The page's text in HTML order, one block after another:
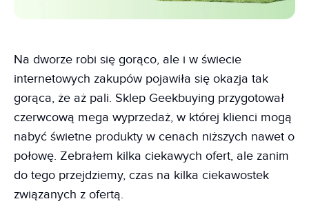
Na dworze robi się gorąco, ale i w świecie
internetowych zakupów pojawiła się okazja tak
gorąca, że aż pali. Sklep Geekbuying przygotował
czerwcową mega wyprzedaż, w której klienci mogą
nabyć świetne produkty w cenach niższych nawet o
połowę. Zebrałem kilka ciekawych ofert, ale zanim
do tego przejdziemy, czas na kilka ciekawostek
związanych z ofertą.